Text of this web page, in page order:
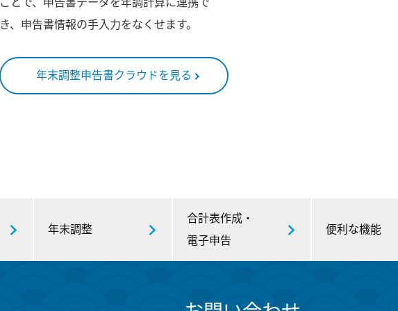
ことで、申告書データを年調計算に連携で
き、申告書情報の手入力をなくせます。
年末調整申告書クラウドを見る
年末調整
合計表作成・
電子申告
便利な機能